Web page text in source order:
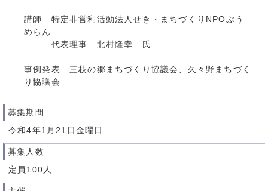
講師 特定非営利活動法人せき・まちづくりNPOぶう
めらん
代表理事 北村隆幸 氏
事例発表 三枝の郷まちづくり協議会、久々野まちづく
り協議会
募集期間
令和4年1月21日金曜日
募集人数
定員100人